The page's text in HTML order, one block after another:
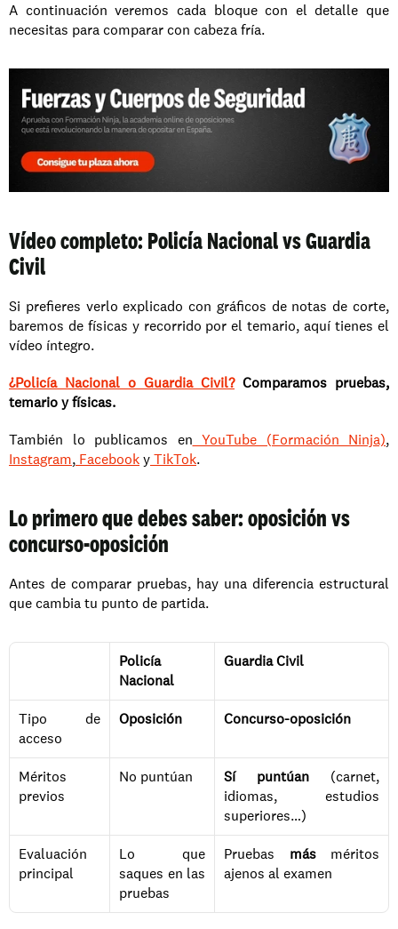
A continuación veremos cada bloque con el detalle que
necesitas para comparar con cabeza fría.
Vídeo completo: Policía Nacional vs Guardia
Civil
Si prefieres verlo explicado con gráficos de notas de corte,
baremos de físicas y recorrido por el temario, aquí tienes el
vídeo íntegro.
¿Policía Nacional o Guardia Civil? Comparamos pruebas,
temario y físicas.
También lo publicamos en YouTube (Formación Ninja),
Instagram, Facebook y TikTok.
Lo primero que debes saber: oposición vs
concurso-oposición
Antes de comparar pruebas, hay una diferencia estructural
que cambia tu punto de partida.
Policía
Nacional
Guardia Civil
Tipo de
acceso
Oposición Concurso-oposición
Méritos
previos
No puntúan Sí puntúan (carnet,
idiomas, estudios
superiores…)
Evaluación
principal
Lo que
saques en las
pruebas
Pruebas más méritos
ajenos al examen